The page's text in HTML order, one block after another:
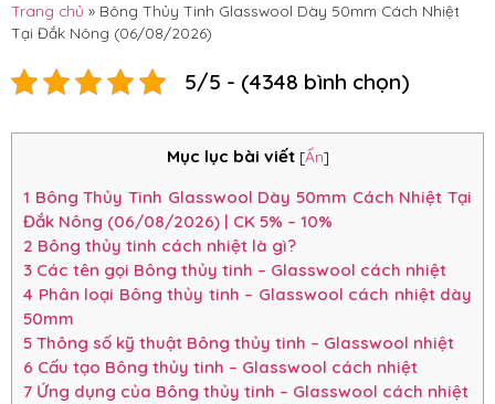
Trang chủ » Bông Thủy Tinh Glasswool Dày 50mm Cách Nhiệt
Tại Đắk Nông (06/08/2026)
5/5 - (4348 bình chọn)
Mục lục bài viết [Ẩn]
1 Bông Thủy Tinh Glasswool Dày 50mm Cách Nhiệt Tại
Đắk Nông (06/08/2026) | CK 5% – 10%
2 Bông thủy tinh cách nhiệt là gì?
3 Các tên gọi Bông thủy tinh – Glasswool cách nhiệt
4 Phân loại Bông thủy tinh – Glasswool cách nhiệt dày
50mm
5 Thông số kỹ thuật Bông thủy tinh – Glasswool nhiệt
6 Cấu tạo Bông thủy tinh – Glasswool cách nhiệt
7 Ứng dụng của Bông thủy tinh – Glasswool cách nhiệt